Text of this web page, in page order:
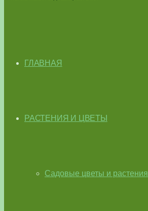
ГЛАВНАЯ
РАСТЕНИЯ И ЦВЕТЫ
Садовые цветы и растения